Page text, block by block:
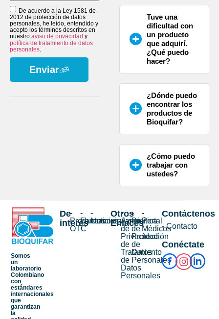
De acuerdo a la Ley 1581 de
2012 de protección de datos
personales, he leído, entendido y
acepto los términos descritos en
nuestro aviso de privacidad y
política de tratamiento de datos
personales
Enviar
Tuve una
dificultad con
un producto
que adquirí.
¿Qué puedo
hacer?
¿Dónde puedo
encontrar los
productos de
Bioquifar?
¿Cómo puedo
trabajar con
ustedes?
Somos
un
laboratorio
Colombiano
con
estándares
internacionales
que
garantizan
la
De
interés
-
Productos
OTC
-
Farmacovigilancia
-
Noticias
Otros
Enlaces
-
Aviso
de
Privacidad
de
Tratamiento
de
Datos
Personales
-
Política
de
Protección
de
Datos
Personales
-
Portal
Médicos
Contáctenos
- Contacto
Conéctate